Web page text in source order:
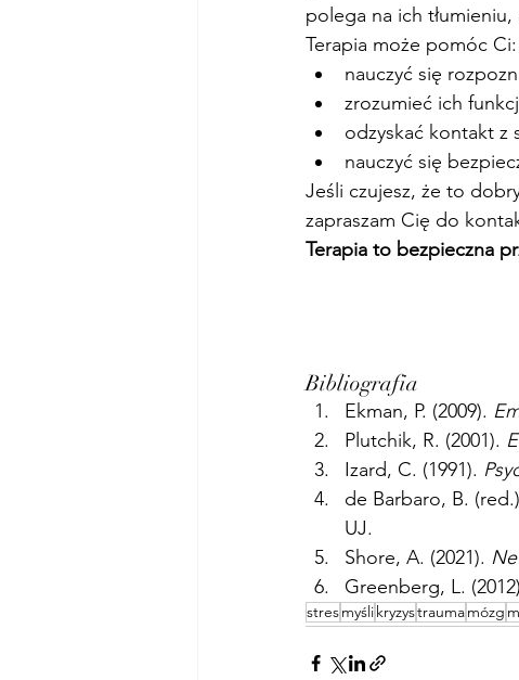
polega na ich tłumieniu,
Terapia może pomóc Ci:
nauczyć się
zrozumieć ich
odzyskać kontakt z
nauczyć się
Jeśli czujesz, że to
zapraszam Cię do
Terapia to bezpieczna
Bibliografia
Ekman, P. (2009).
Plutchik, R. (2001).
Izard, C. (1991).
de Barbaro, B.
UJ.
Shore, A. (2021).
Greenberg, L.
stresmyśli kryzystraumamózg